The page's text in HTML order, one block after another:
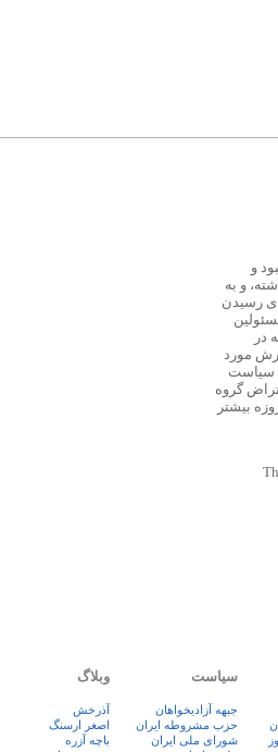
و
و به
رسیدن
در
مورد
سیاست
گروه
بیشتر
سیاست
جبهه آزادیخواهان
حزب مشروطه ایران
شورای ملی ایران
وبلاگ
آذرخش
اصغر ارسنگ
باچه آزره